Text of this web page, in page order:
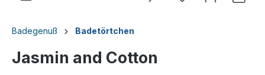
Badegenuß Badetörtchen
Jasmin and Cotton